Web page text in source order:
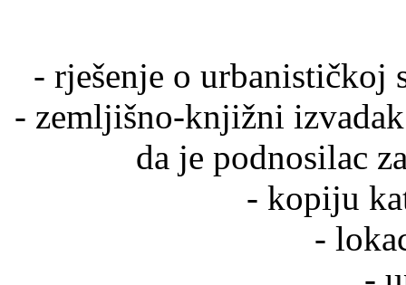
- rješenje o urbanističkoj
- zemljišno-knjižni
da je podnosilac
- kopiju
-